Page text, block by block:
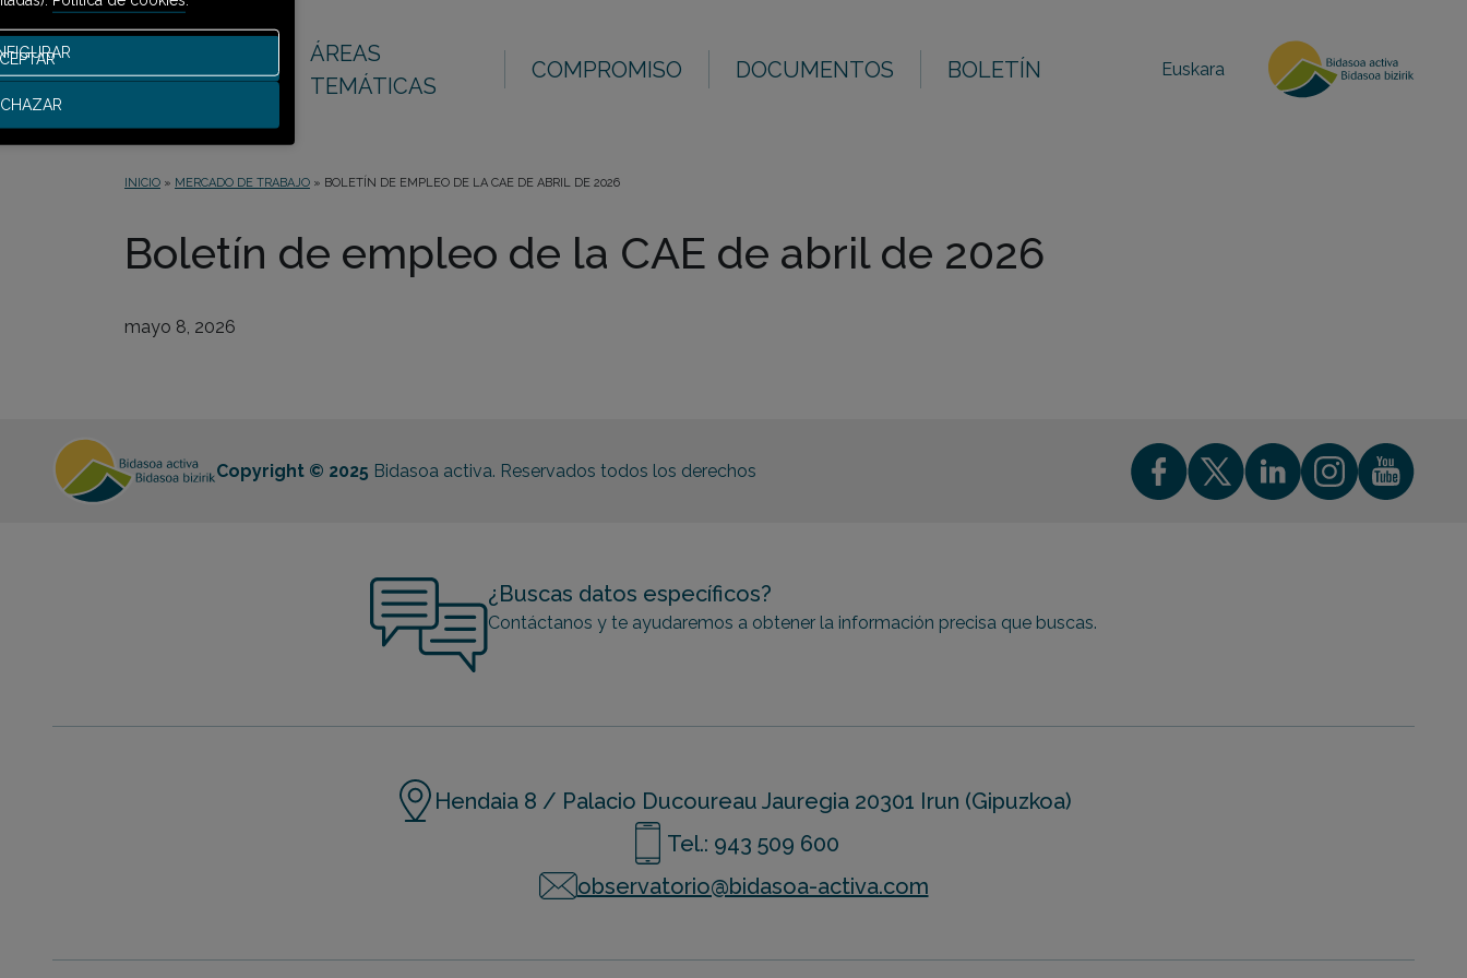
ÁREAS
TEMÁTICAS
COMPROMISO DOCUMENTOS BOLETÍN Euskara
INICIO » MERCADO DE TRABAJO » BOLETÍN DE EMPLEO DE LA CAE DE ABRIL DE 2026
Boletín de empleo de la CAE de abril de 2026
mayo 8, 2026
Copyright © 2025 Bidasoa activa. Reservados todos los derechos
¿Buscas datos específicos?
Contáctanos y te ayudaremos a obtener la información precisa que buscas.
Hendaia 8 / Palacio Ducoureau Jauregia 20301 Irun (Gipuzkoa)
Tel.: 943 509 600
observatorio@bidasoa-activa.com